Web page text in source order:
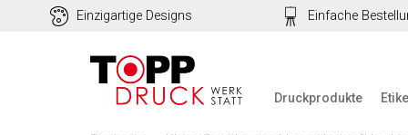
Einzigartige Designs Einfache
Druckprodukte